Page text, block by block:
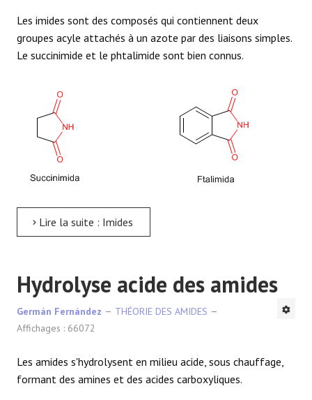
Les imides sont des composés qui contiennent deux
groupes acyle attachés à un azote par des liaisons simples.
Le succinimide et le phtalimide sont bien connus.
Lire la suite : Imides
Hydrolyse acide des amides
Germán Fernández
THÉORIE DES AMIDES
Affichages : 66072
Les amides s'hydrolysent en milieu acide, sous chauffage,
formant des amines et des acides carboxyliques.